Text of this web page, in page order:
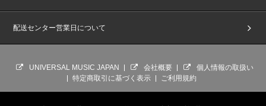
配送センター営業日について
UNIVERSAL MUSIC JAPAN 会社概要
個人情報の取扱い
特定商取引に基づく表示
ご利用規約